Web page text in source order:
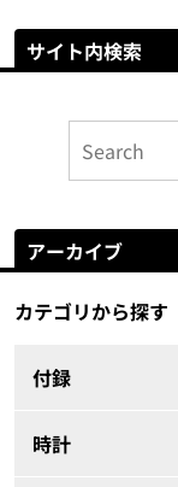
サイト内検索
アーカイブ
カテゴリから探す
付録
時計